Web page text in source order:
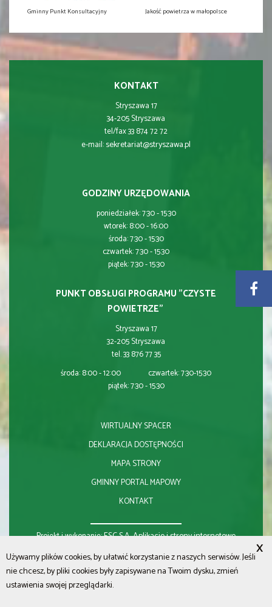
Gminny Punkt Konsultacyjny Jakość powietrza w małopolsce
KONTAKT
Stryszawa 17
34-205 Stryszawa
tel/fax 33 874 72 72
e-mail:sekretariat@stryszawa.pl
GODZINY URZĘDOWANIA
poniedziałek: 7:30 - 15:30
wtorek: 8:00 - 16:00
środa: 7:30 - 15:30
czwartek: 7:30 - 15:30
piątek: 7:30 - 15:30
PUNKT OBSŁUGI PROGRAMU "CZYSTE
POWIETRZE"
Stryszawa 17
32-205 Stryszawa
tel. 33 876 77 35
środa: 8:00 - 12:00 czwartek: 7:30-15:30
piątek: 7:30 - 15:30
WIRTUALNY SPACER
DEKLARACJA DOSTĘPNOŚCI
MAPA STRONY
GMINNY PORTAL MAPOWY
KONTAKT
Projekt i wykonanie:ESC S.A.Aplikacje i strony internetowe
Używamy plików cookies, by ułatwić korzystanie z naszych serwisów. Jeśli
nie chcesz, by pliki cookies były zapisywane na Twoim dysku, zmień
ustawienia swojej przeglądarki.
X